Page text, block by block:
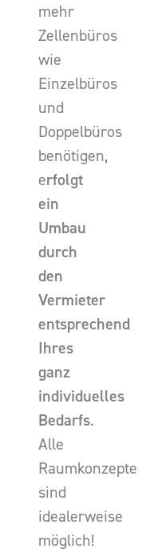
mehr
Zellenbüros
wie
Einzelbüros
und
Doppelbüros
benötigen,
erfolgt
ein
Umbau
durch
den
Vermieter
entsprechend
Ihres
ganz
individuelles
Bedarfs.
Alle
Raumkonzepte
sind
idealerweise
möglich!